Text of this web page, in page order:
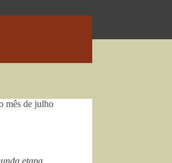
mês de julho
etapa